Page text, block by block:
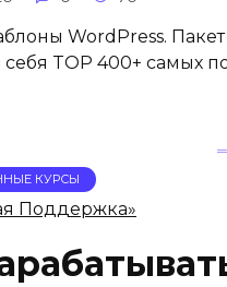
WordPress.
себя TOP 400+ самых
КУРСЫ